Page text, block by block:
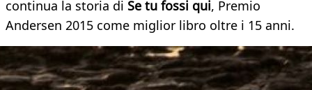
continua la storia di Se tu fossi qui, Premio
Andersen 2015 come miglior libro oltre i 15 anni.